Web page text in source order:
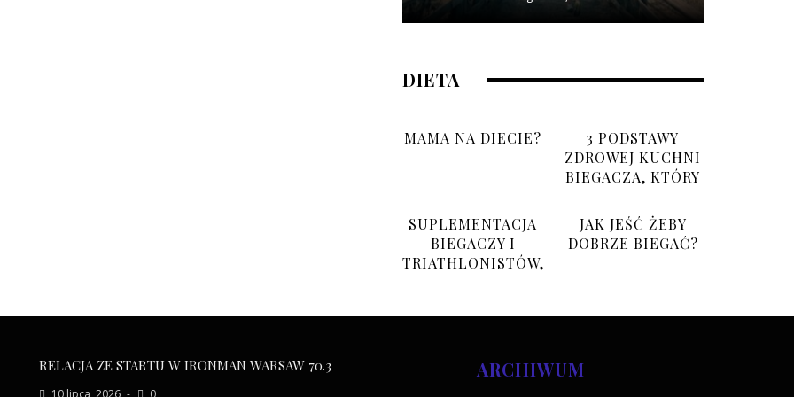
DIETA
MAMA NA DIECIE?
3 PODSTAWY
ZDROWEJ KUCHNI
BIEGACZA, KTÓRY
SUPLEMENTACJA
BIEGACZY I
TRIATHLONISTÓW,
JAK JEŚĆ ŻEBY
DOBRZE BIEGAĆ?
RELACJA ZE STARTU W IRONMAN WARSAW 70.3
10 lipca, 2026 0
ARCHIWUM